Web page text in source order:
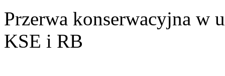
Przerwa konserwacyjna w
KSE i RB